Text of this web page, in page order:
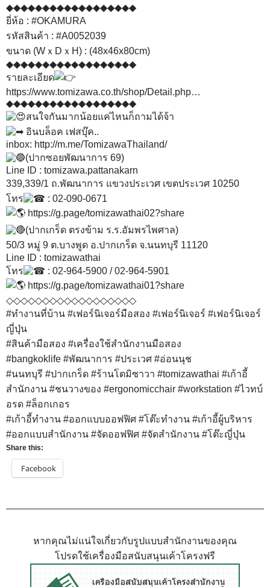
◆◆◆◆◆◆◆◆◆◆◆◆◆◆◆◆◆◆
ยี่ห้อ : #OKAMURA
รหัสสินค้า : #A0052039
ขนาด (WｘDｘH) : (48x46x80cm)
◆◆◆◆◆◆◆◆◆◆◆◆◆◆◆◆◆◆
รายละเอียด
https://www.tomizawa.co.th/shop/Detail.php…
◆◆◆◆◆◆◆◆◆◆◆◆◆◆◆◆◆◆
สนใจกันมากน้อยแค่ไหนก็ถามได้จ้า
อินบล็อค เฟสบุ๊ค..
inbox: http://m.me/TomizawaThailand/
(ปากซอยพัฒนาการ 69)
Line ID : tomizawa.pattanakarn
339,339/1 ถ.พัฒนาการ แขวงประเวศ เขตประเวศ 10250
โทร
: 02-090-0671
https://g.page/tomizawathai02?share
(ปากเกร็ด ตรงข้าม ร.ร.อัมพรไพศาล)
50/3 หมู่ 9 ต.บางพูด อ.ปากเกร็ด จ.นนทบุรี 11120
Line ID : tomizawathai
โทร
: 02-964-5900 / 02-964-5901
https://g.page/tomizawathai01?share
◇◇◇◇◇◇◇◇◇◇◇◇◇◇◇◇◇◇
#ทำงานที่บ้าน #เฟอร์นิเจอร์มือสอง #เฟอร์นิเจอร์ #เฟอร์นิเจอร์
ญี่ปุ่น
#สินค้ามือสอง #เครื่องใช้สำนักงานมือสอง
#bangkoklife #พัฒนาการ #ประเวศ #อ่อนนุช
#นนทบุรี #ปากเกร็ด #ร้านโตมิซาวา #tomizawathai #เก้าอี้
สำนักงาน #ชนวางของ #ergonomicchair #workstation #ไวทบ์
อรด #ล็อกเกอร
#เก้าอี้ทํางาน #ออกแบบออฟฟิศ #โต๊ะทํางาน #เก้าอี้ผู้บริหาร
#ออกแบบสํานักงาน #จัดออฟฟิศ #จัดสํานักงาน #โต๊ะญี่ปุ่น
Share this:
Facebook
หากคุณไม่แน่ใจเกี่ยวกับรูปแบบสำนักงานของคุณ
โปรดใช้เครื่องมือสนับสนุนเค้าโครงฟรี